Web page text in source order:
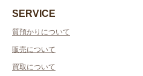
SERVICE
質預かりについて
販売について
買取について